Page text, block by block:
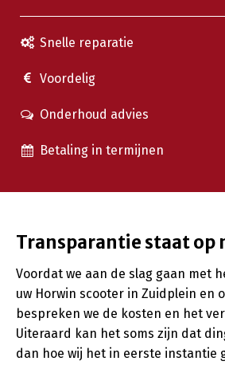
Snelle reparatie
Voordelig
Onderhoud advies
Betaling in termijnen
Transparantie staat op
Voordat we aan de slag gaan met
uw Horwin scooter in Zuidplein en
bespreken we de kosten en het
Uiteraard kan het soms zijn dat
dan hoe wij het in eerste instantie